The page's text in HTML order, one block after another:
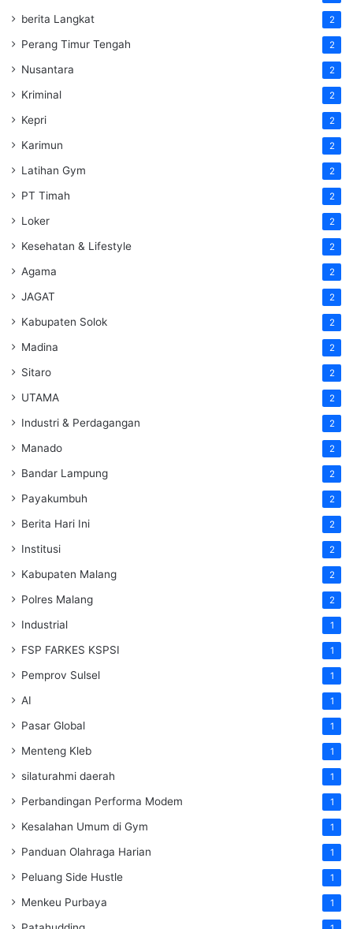
berita Langkat 2
Perang Timur Tengah 2
Nusantara 2
Kriminal 2
Kepri 2
Karimun 2
Latihan Gym 2
PT Timah 2
Loker 2
Kesehatan & Lifestyle 2
Agama 2
JAGAT 2
Kabupaten Solok 2
Madina 2
Sitaro 2
UTAMA 2
Industri & Perdagangan 2
Manado 2
Bandar Lampung 2
Payakumbuh 2
Berita Hari Ini 2
Institusi 2
Kabupaten Malang 2
Polres Malang 2
Industrial 1
FSP FARKES KSPSI 1
Pemprov Sulsel 1
AI 1
Pasar Global 1
Menteng Kleb 1
silaturahmi daerah 1
Perbandingan Performa Modem 1
Kesalahan Umum di Gym 1
Panduan Olahraga Harian 1
Peluang Side Hustle 1
Menkeu Purbaya 1